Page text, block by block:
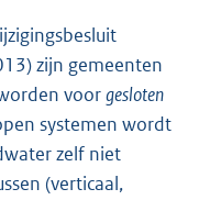
zijn gemeenten
voorgesloten
systemen wordt
zelf niet
(verticaal,